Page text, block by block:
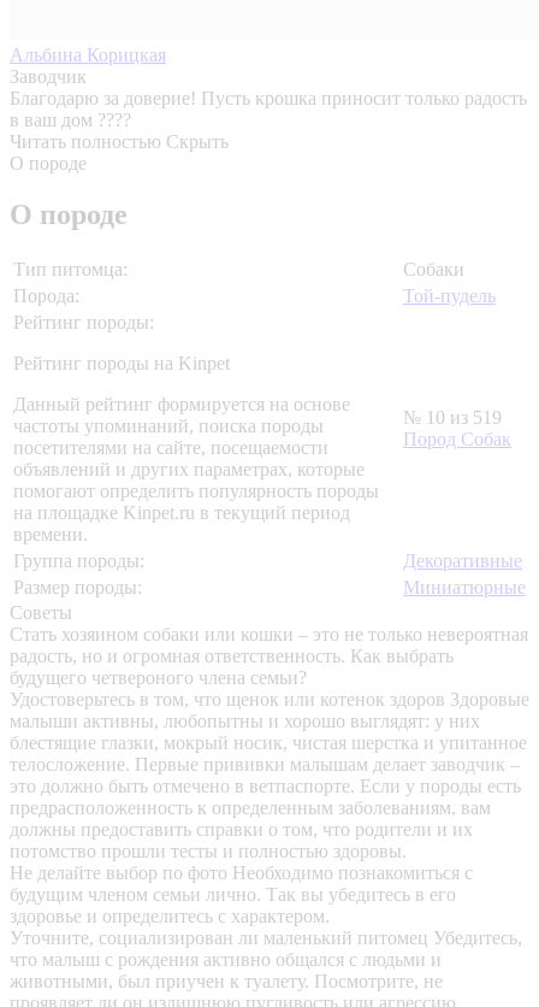
Альбина Корицкая
Заводчик
Благодарю за доверие! Пусть крошка приносит только радость
в ваш дом ????
Читать полностью Скрыть
О породе
О породе
Тип питомца:
Собаки
Порода:
Той-пудель
Рейтинг породы:
Рейтинг породы на Kinpet
Данный рейтинг формируется на основе
частоты упоминаний, поиска породы
посетителями на сайте, посещаемости
объявлений и других параметрах, которые
помогают определить популярность породы
на площадке Kinpet.ru в текущий период
времени.
№ 10 из 519
Пород Собак
Группа породы:
Декоративные
Размер породы:
Миниатюрные
Советы
Стать хозяином собаки или кошки – это не только невероятная
радость, но и огромная ответственность. Как выбрать
будущего четвероного члена семьи?
Удостоверьтесь в том, что щенок или котенок здоров Здоровые
малыши активны, любопытны и хорошо выглядят: у них
блестящие глазки, мокрый носик, чистая шерстка и упитанное
телосложение. Первые прививки малышам делает заводчик –
это должно быть отмечено в ветпаспорте. Если у породы есть
предрасположенность к определенным заболеваниям, вам
должны предоставить справки о том, что родители и их
потомство прошли тесты и полностью здоровы.
Не делайте выбор по фото Необходимо познакомиться с
будущим членом семьи лично. Так вы убедитесь в его
здоровье и определитесь с характером.
Уточните, социализирован ли маленький питомец Убедитесь,
что малыш с рождения активно общался с людьми и
животными, был приучен к туалету. Посмотрите, не